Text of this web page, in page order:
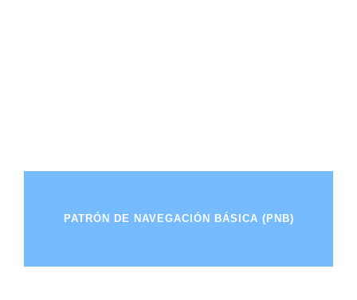
PATRÓN DE NAVEGACIÓN BÁSICA (PNB)